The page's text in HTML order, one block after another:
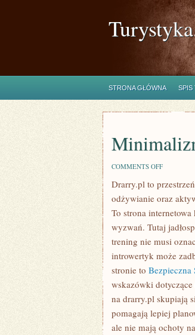
STRONA GŁÓWNA SPIS
COMMENTS OFFON
W
STYLU
ŻYCIA
Drarry.pl to
odżywianie oraz
To strona
wyzwań. Tutaj
trening nie musi
introwertyk może
stronie to
wskazówki
na drarry.pl skupiają
pomagają lepiej
ale nie mają ochoty